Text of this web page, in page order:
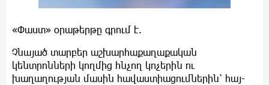
«Փաստ» օրաթերթը գրում է.
Չնայած տարբեր աշխարհաքաղաքական
կենտրոնների կողմից հնչող կոչերին ու
խաղաղության մասին հավաստիացումներին՝ հայ-